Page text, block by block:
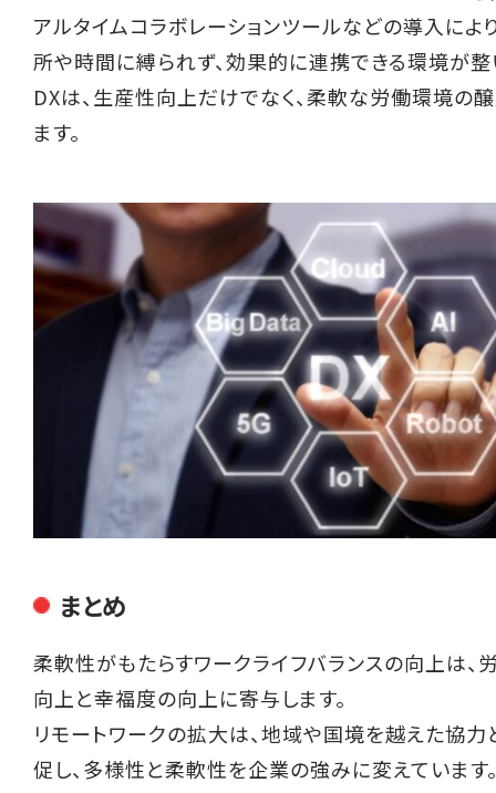
アルタイムコラボレーションツールなどの導入によ
所や時間に縛られず、効果的に連携できる環境が整
DXは、生産性向上だけでなく、柔軟な労働環境の
ます。
まとめ
柔軟性がもたらすワークライフバランスの向上は、
向上と幸福度の向上に寄与します。
リモートワークの拡大は、地域や国境を越えた協
促し、多様性と柔軟性を企業の強みに変えています